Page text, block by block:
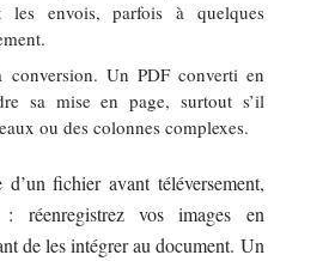
les envois, parfois à quelques
Un PDF converti en
sa mise en page, surtout s’il
ou des colonnes complexes.
fichier avant téléversement,
réenregistrez vos images en
de les intégrer au document. Un